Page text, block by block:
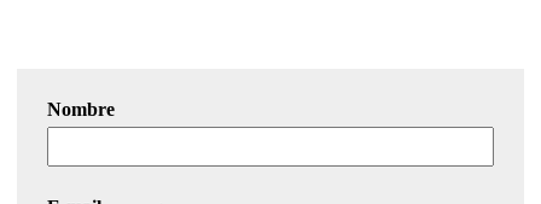
Nombre